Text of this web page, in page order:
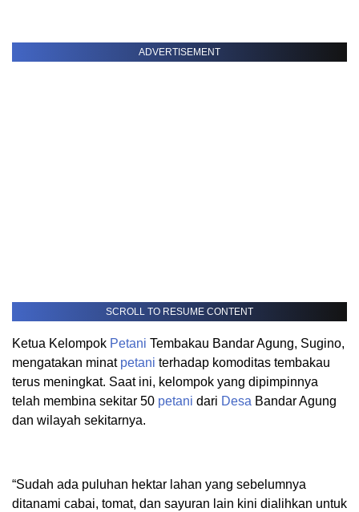
ADVERTISEMENT
SCROLL TO RESUME CONTENT
Ketua Kelompok Petani Tembakau Bandar Agung, Sugino,
mengatakan minat petani terhadap komoditas tembakau
terus meningkat. Saat ini, kelompok yang dipimpinnya
telah membina sekitar 50 petani dari Desa Bandar Agung
dan wilayah sekitarnya.
“Sudah ada puluhan hektar lahan yang sebelumnya
ditanami cabai, tomat, dan sayuran lain kini dialihkan untuk